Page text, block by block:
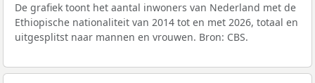
De grafiek toont het aantal inwoners van Nederland met de
Ethiopische nationaliteit van 2014 tot en met 2026, totaal en
uitgesplitst naar mannen en vrouwen. Bron: CBS.